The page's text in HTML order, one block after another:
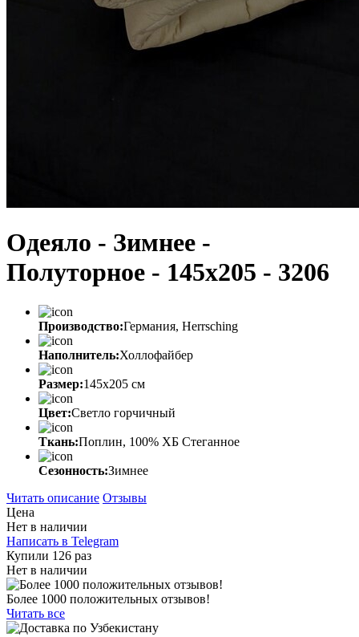
Одеяло - Зимнее -
Полуторное - 145х205 - 3206
Производство:Германия, Herrsching
Наполнитель:Холлофайбер
Размер:145х205 см
Цвет:Светло горчичный
Ткань:Поплин, 100% ХБ Стеганное
Сезонность:Зимнее
Читать описание Отзывы
Цена
Нет в наличии
Написать в Telegram
Купили 126 раз
Нет в наличии
Более 1000 положительных отзывов!
Читать все